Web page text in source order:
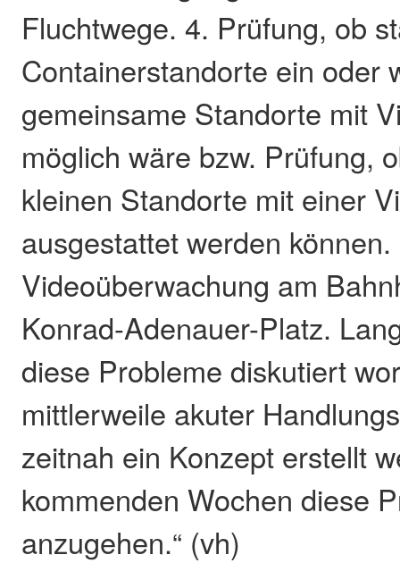
Fluchtwege. 4. Prüfung, ob
Containerstandorte ein oder
gemeinsame Standorte mit
möglich wäre bzw. Prüfung,
kleinen Standorte mit einer
ausgestattet werden
Videoüberwachung am
Konrad-Adenauer-Platz.
diese Probleme diskutiert
mittlerweile akuter
zeitnah ein Konzept erstellt
kommenden Wochen diese
anzugehen.“ (vh)